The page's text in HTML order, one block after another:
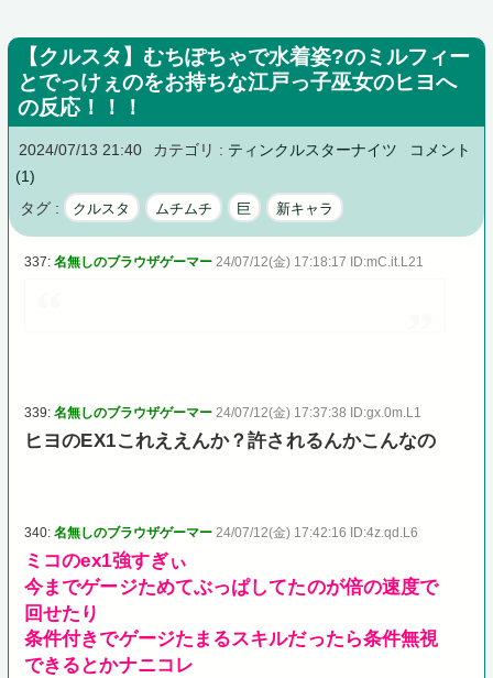
【クルスタ】むちぽちゃで水着姿?のミルフィー
とでっけぇのをお持ちな江戸っ子巫女のヒヨへ
の反応！！！
2024/07/13 21:40 カテゴリ : ティンクルスターナイツ
コメント
(1)
タグ :
クルスタ ムチムチ 巨 新キャラ
337:名無しのブラウザゲーマー 24/07/12(金) 17:18:17 ID:mC.it.L21
339:名無しのブラウザゲーマー 24/07/12(金) 17:37:38 ID:gx.0m.L1
ヒヨのEX1これええんか？許されるんかこんなの
340:名無しのブラウザゲーマー 24/07/12(金) 17:42:16 ID:4z.qd.L6
ミコのex1強すぎぃ
今までゲージためてぶっぱしてたのが倍の速度で
回せたり
条件付きでゲージたまるスキルだったら条件無視
できるとかナニコレ